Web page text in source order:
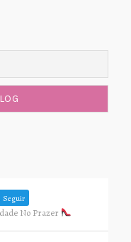
Seguir
No Prazer